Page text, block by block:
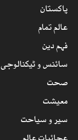
پاکستان
عالم تمام
فہم دین
سائنس و ٹیکنالوجی
صحت
معیشت
سیر و سیاحت